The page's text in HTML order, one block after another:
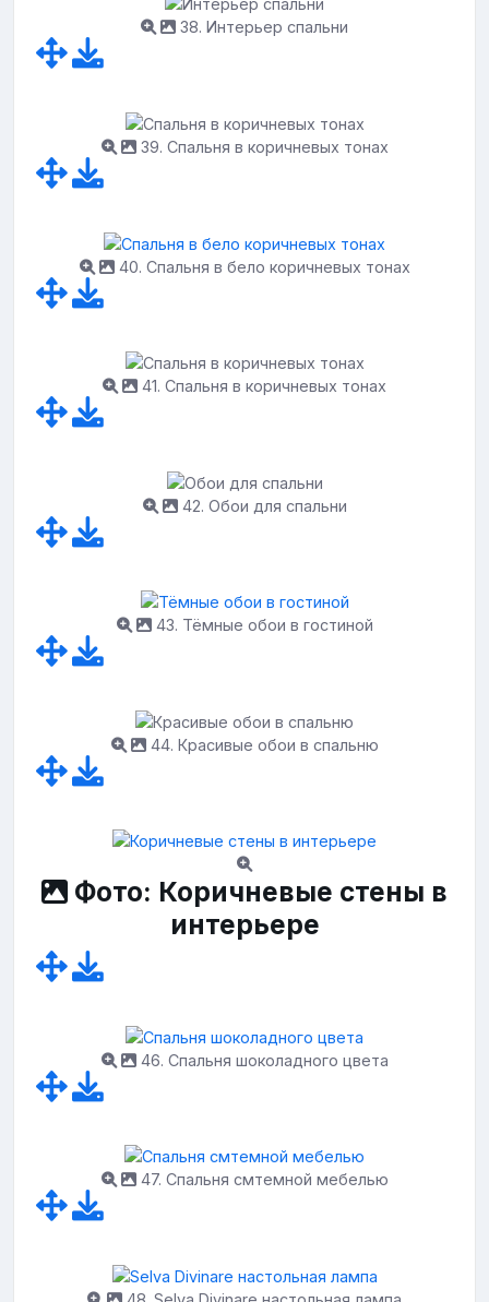
38. Интерьер спальни
39. Спальня в коричневых тонах
40. Спальня в бело коричневых тонах
41. Спальня в коричневых тонах
42. Обои для спальни
43. Тёмные обои в гостиной
44. Красивые обои в спальню
Фото: Коричневые стены в
интерьере
46. Спальня шоколадного цвета
47. Спальня смтемной мебелью